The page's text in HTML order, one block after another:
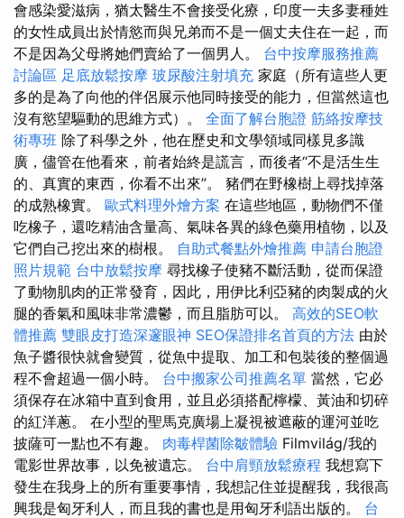
會感染愛滋病，猶太醫生不會接受化療，印度一夫多妻種姓
的女性成員出於情慾而與兄弟而不是一個丈夫住在一起，而
不是因為父母將她們賣給了一個男人。 台中按摩服務推薦
討論區 足底放鬆按摩 玻尿酸注射填充 家庭（所有這些人更
多的是為了向他的伴侶展示他同時接受的能力，但當然這也
沒有慾望驅動的思維方式）。 全面了解台胞證 筋絡按摩技
術專班 除了科學之外，他在歷史和文學領域同樣見多識
廣，儘管在他看來，前者始終是謊言，而後者“不是活生生
的、真實的東西，你看不出來”。 豬們在野橡樹上尋找掉落
的成熟橡實。 歐式料理外燴方案 在這些地區，動物們不僅
吃橡子，還吃精油含量高、氣味各異的綠色藥用植物，以及
它們自己挖出來的樹根。 自助式餐點外燴推薦 申請台胞證
照片規範 台中放鬆按摩 尋找橡子使豬不斷活動，從而保證
了動物肌肉的正常發育，因此，用伊比利亞豬的肉製成的火
腿的香氣和風味非常濃鬱，而且脂肪可以。 高效的SEO軟
體推薦 雙眼皮打造深邃眼神 SEO保證排名首頁的方法 由於
魚子醬很快就會變質，從魚中提取、加工和包裝後的整個過
程不會超過一個小時。 台中搬家公司推薦名單 當然，它必
須保存在冰箱中直到食用，並且必須搭配檸檬、黃油和切碎
的紅洋蔥。 在小型的聖馬克廣場上凝視被遮蔽的運河並吃
披薩可一點也不有趣。 肉毒桿菌除皺體驗 Filmvilág/我的
電影世界故事，以免被遺忘。 台中肩頸放鬆療程 我想寫下
發生在我身上的所有重要事情，我想記住並提醒我，我很高
興我是匈牙利人，而且我的書也是用匈牙利語出版的。 台